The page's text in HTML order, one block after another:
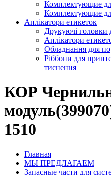
Комплектующие
Комплектующие
Аплікатори етикеток
Друкуючі головки
Аплікатори
Обладнання для
Ріббони для
тиснення
КОР
1510
Главная
МЫ ПРЕДЛАГАЕМ
Запасные части для